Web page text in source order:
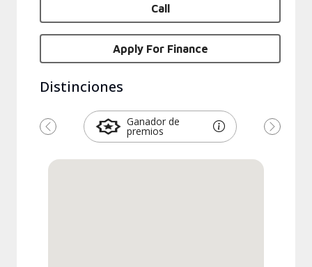
Call
Apply For Finance
Distinciones
Ganador de
premios
Previous Next